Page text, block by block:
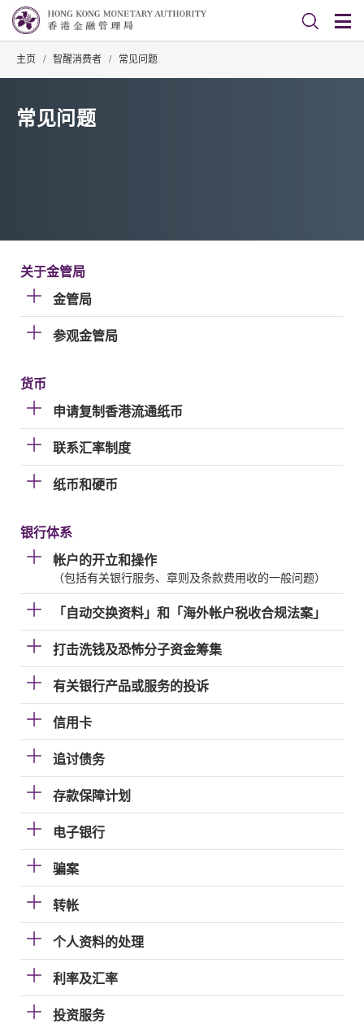
主页 / 智醒消费者 / 常见问题
常见问题
关于金管局
金管局
参观金管局
货币
申请复制香港流通纸币
联系汇率制度
纸币和硬币
银行体系
帐户的开立和操作
（包括有关银行服务、章则及条款费用收的一般问题）
「自动交换资料」和「海外帐户税收合规法案」
打击洗钱及恐怖分子资金筹集
有关银行产品或服务的投诉
信用卡
追讨债务
存款保障计划
电子银行
骗案
转帐
个人资料的处理
利率及汇率
投资服务